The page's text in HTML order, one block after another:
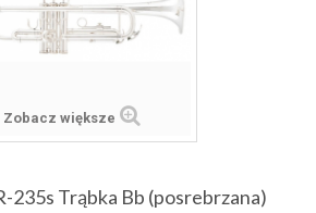
Zobacz większe
235s Trąbka Bb (posrebrzana)